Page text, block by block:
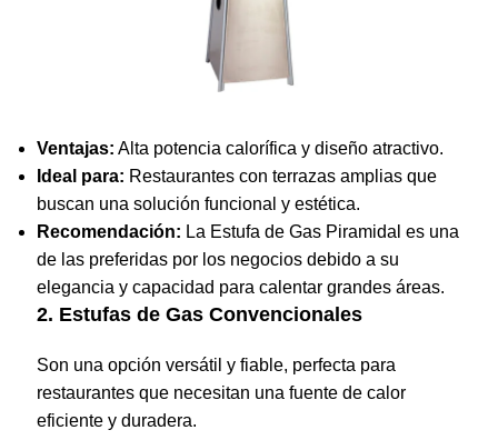
Ventajas: Alta potencia calorífica y diseño atractivo.
Ideal para: Restaurantes con terrazas amplias que
buscan una solución funcional y estética.
Recomendación: La Estufa de Gas Piramidal es una
de las preferidas por los negocios debido a su
elegancia y capacidad para calentar grandes áreas.
2. Estufas de Gas Convencionales
Son una opción versátil y fiable, perfecta para
restaurantes que necesitan una fuente de calor
eficiente y duradera.